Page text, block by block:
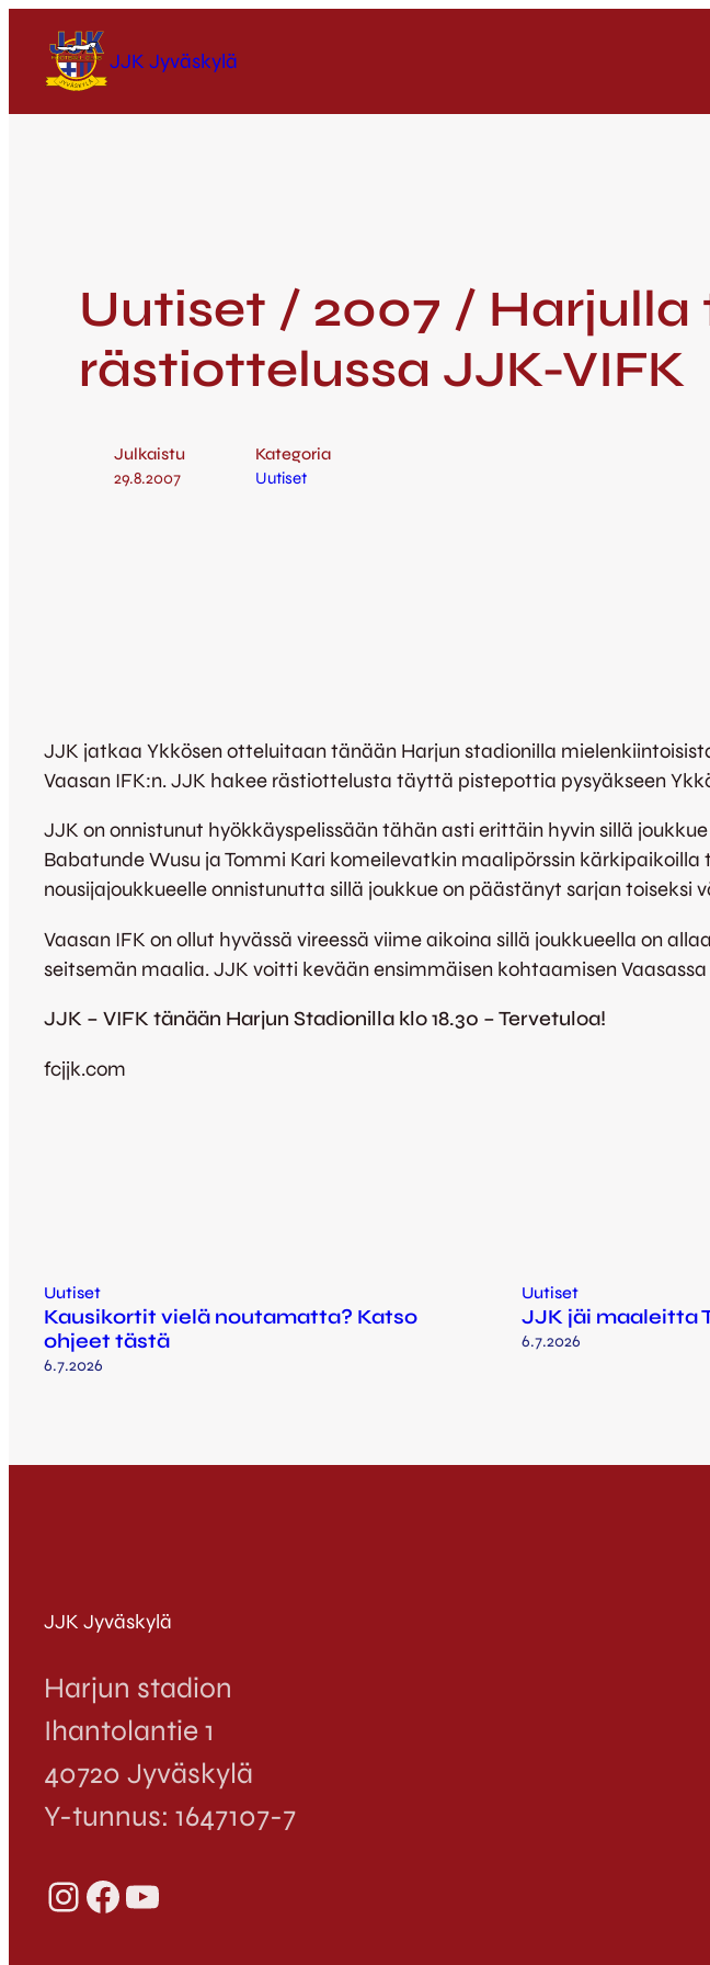
JJK Jyväskylä
Uutiset / 2007 / Harjulla
rästiottelussa JJK-VIFK
Julkaistu
29.8.2007
Kategoria
Uutiset
JJK jatkaa Ykkösen otteluitaan tänään Harjun stadionilla
Vaasan IFK:n. JJK hakee rästiottelusta täyttä pistepottia pysyäkseen
JJK on onnistunut hyökkäyspelissään tähän asti erittäin hyvin sillä
Babatunde Wusu ja Tommi Kari komeilevatkin maalipörssin
nousijajoukkueelle onnistunutta sillä joukkue on päästänyt sarjan toiseksi
Vaasan IFK on ollut hyvässä vireessä viime aikoina sillä joukkueella on
seitsemän maalia. JJK voitti kevään ensimmäisen kohtaamisen
JJK – VIFK tänään Harjun Stadionilla klo 18.30 – Tervetuloa!
fcjjk.com
Uutiset
Kausikortit vielä noutamatta? Katso
ohjeet tästä
6.7.2026
Uutiset
JJK jäi maaleitta
6.7.2026
JJK Jyväskylä
Harjun stadion
Ihantolantie 1
40720 Jyväskylä
Y-tunnus: 1647107-7
InstagramFacebook YouTube